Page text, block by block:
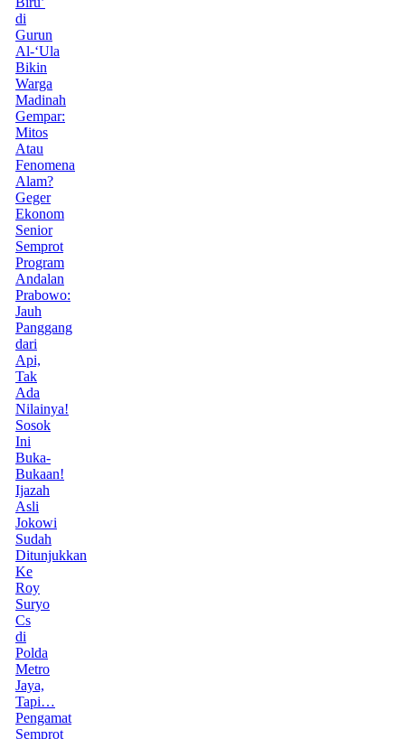
di
Gurun
Al-‘Ula
Bikin
Warga
Madinah
Gempar:
Mitos
Atau
Fenomena
Alam?
Geger
Ekonom
Senior
Semprot
Program
Andalan
Prabowo:
Jauh
Panggang
dari
Api,
Tak
Ada
Nilainya!
Sosok
Ini
Buka-
Bukaan!
Ijazah
Asli
Jokowi
Sudah
Ditunjukkan
Ke
Roy
Suryo
Cs
di
Polda
Metro
Jaya,
Tapi…
Pengamat
Semprot